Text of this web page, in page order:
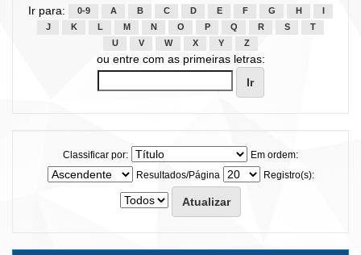
Ir para: 0-9 A B C D E F G H
J
K L M N O P Q R S
T
U
V W X Y Z
ou entre com as primeiras letras:
Classificar por:
Em ordem:
Resultados/Página
Registro(s):